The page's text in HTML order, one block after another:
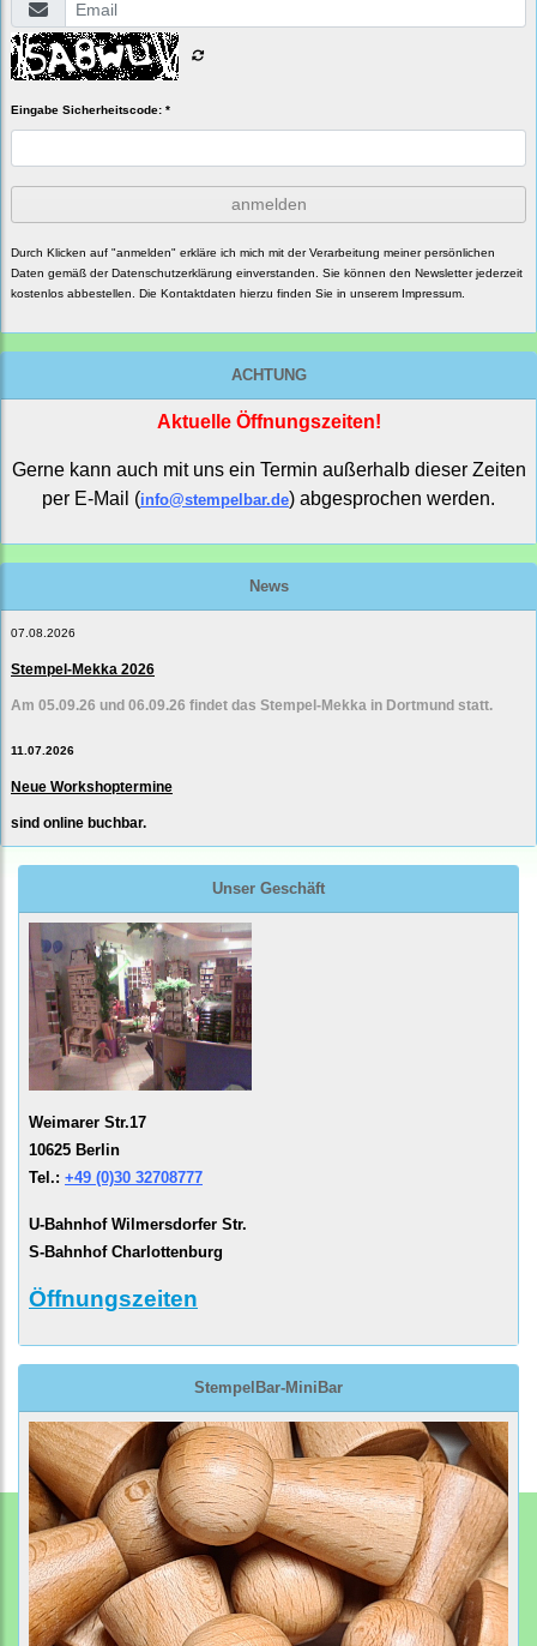
Eingabe Sicherheitscode: *
anmelden
Durch Klicken auf "anmelden" erkläre ich mich mit der Verarbeitung meiner persönlichen
Daten gemäß der Datenschutzerklärung einverstanden. Sie können den Newsletter jederzeit
kostenlos abbestellen. Die Kontaktdaten hierzu finden Sie in unserem Impressum.
ACHTUNG
Aktuelle Öffnungszeiten!
Gerne kann auch mit uns ein Termin außerhalb dieser Zeiten
per E-Mail (info@stempelbar.de) abgesprochen werden.
News
07.08.2026
Stempel-Mekka 2026
Am 05.09.26 und 06.09.26 findet das Stempel-Mekka in Dortmund statt.
11.07.2026
Neue Workshoptermine
sind online buchbar.
Unser Geschäft
Weimarer Str.17
10625 Berlin
Tel.: +49 (0)30 32708777
U-Bahnhof Wilmersdorfer Str.
S-Bahnhof Charlottenburg
Öffnungszeiten
StempelBar-MiniBar